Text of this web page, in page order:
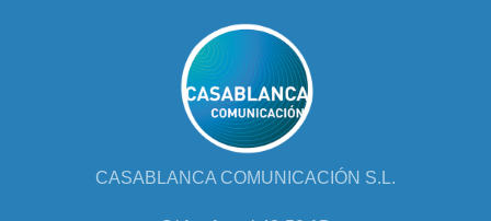
CASABLANCA COMUNICACIÓN S.L.